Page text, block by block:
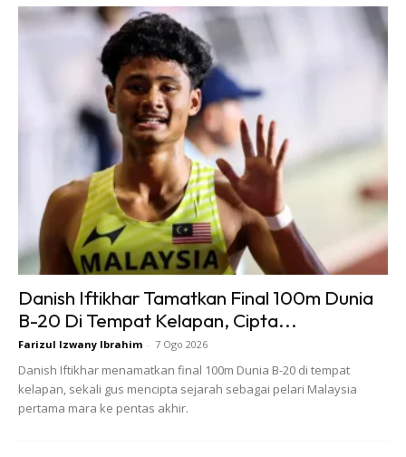
Luruskan kaki ke hadapan dan angkat sedikit. Kemudian
kedua belah kaki digerakkan ke atas ke bawah secara
bersilang sambil kepala ditinggikan sedikit. Ia dapat
menghilangkan lemak pada bahagian tengah perut dan
menguatkan otot perut. Lakukan dalam kiraan 20.
Danish Iftikhar Tamatkan Final 100m Dunia
B-20 Di Tempat Kelapan, Cipta...
Farizul Izwany Ibrahim - 7 Ogo 2026
Danish Iftikhar menamatkan final 100m Dunia B-20 di tempat
kelapan, sekali gus mencipta sejarah sebagai pelari Malaysia
pertama mara ke pentas akhir.